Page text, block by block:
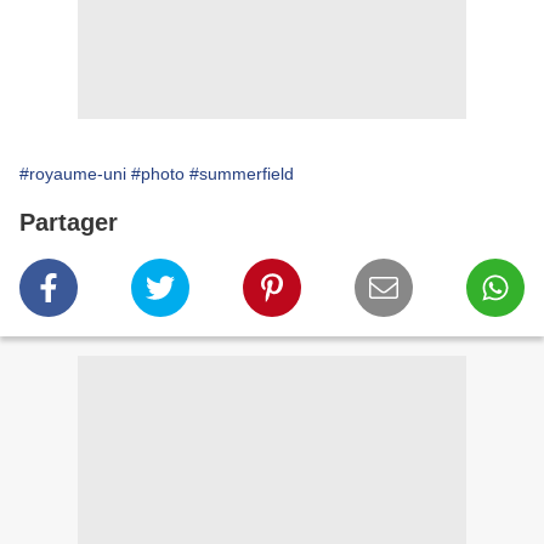
#royaume-uni #photo #summerfield
Partager